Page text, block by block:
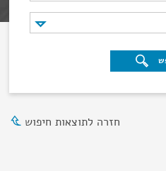
חזרה לתוצאות חיפוש